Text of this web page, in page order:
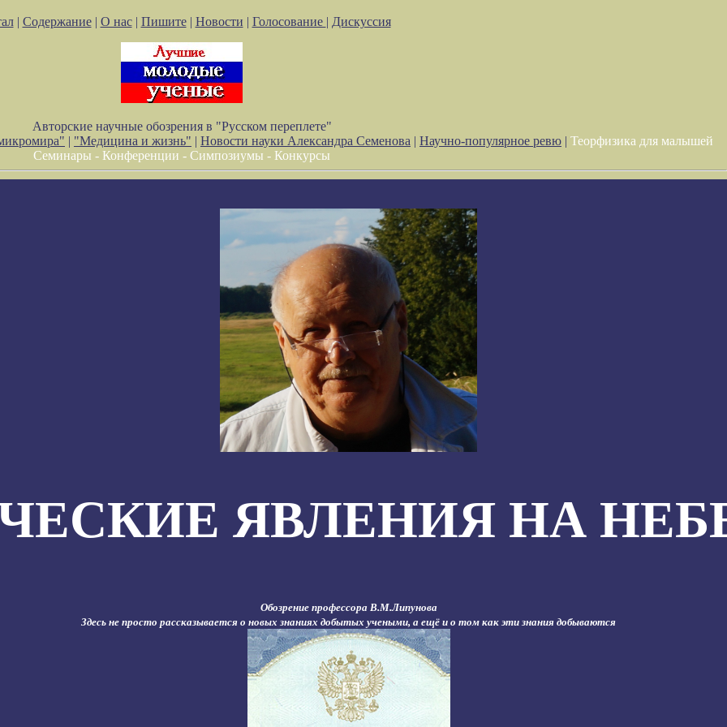
| Содержание| О нас| Пишите| Новости | Голосование | Дискуссия
Авторские научные обозрения в "Русском переплете"
| "Медицина и жизнь" | Новости науки Александра Семенова | Научно-популярное ревю | Теорфизика для малышей
Семинары - Конференции - Симпозиумы - Конкурсы
ЯВЛЕНИЯ НА
Обозрение профессора В.М.Липунова
Здесь не просто рассказывается о новых знаниях добытых учеными, а ещё и о том как эти знания добываются